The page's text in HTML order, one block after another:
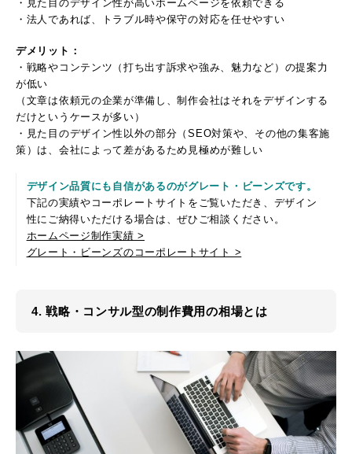
・見た目のデザイン性が高いホームページを依頼できる
・法人であれば、トラブル時や保守の対応を任せやすい
デメリット：
・戦略やコンテンツ（打ち出す訴求や強み、魅力など）の提案力
が低い
（文章は依頼元の企業が準備し、制作会社はそれをデザインする
だけというケースが多い）
・見た目のデザイン性以外の部分（SEO対策や、その他の集客施
策）は、会社によって差があるため見極めが難しい
デザイン品質にも自信があるのがグレート・ビーンズです。
下記の実績やコーポレートサイトをご覧いただき、デザイン
性にご納得いただける場合は、ぜひご相談ください。
ホームページ制作実績 >
グレート・ビーンズのコーポレートサイト >
4. 戦略・コンサル型の制作費用の相場とは